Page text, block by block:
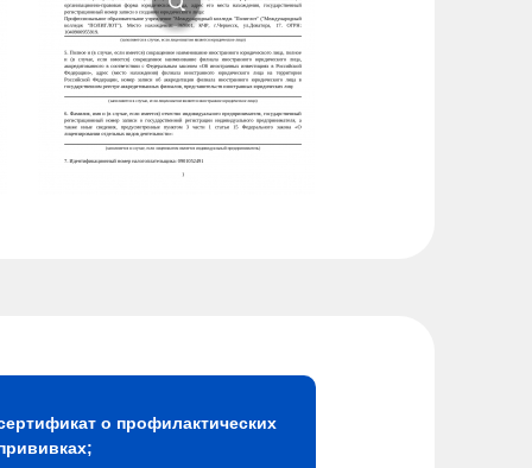
о профилактических